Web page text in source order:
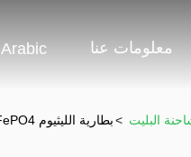
معلومات عنا Arabic
البليت >بطارية الليثيوم LiFePO4 مع نظام إدارة البطارية BMS 24V 60ah